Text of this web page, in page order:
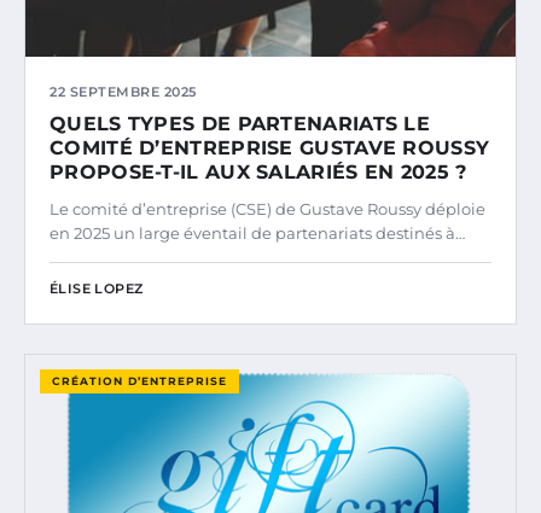
22 SEPTEMBRE 2025
QUELS TYPES DE PARTENARIATS LE
COMITÉ D’ENTREPRISE GUSTAVE ROUSSY
PROPOSE-T-IL AUX SALARIÉS EN 2025 ?
Le comité d’entreprise (CSE) de Gustave Roussy déploie
en 2025 un large éventail de partenariats destinés à…
ÉLISE LOPEZ
CRÉATION D’ENTREPRISE